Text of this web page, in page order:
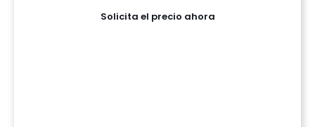
Solicita el precio ahora